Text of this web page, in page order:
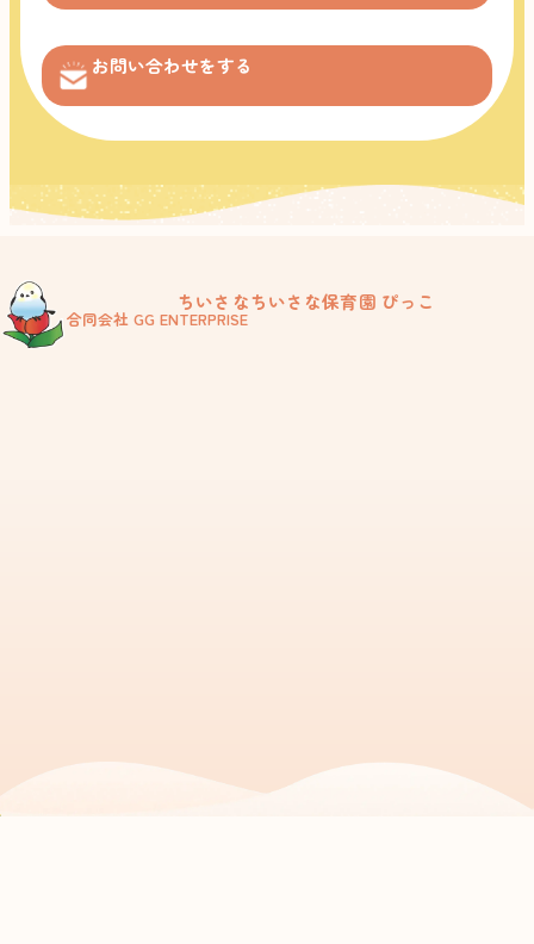
お問い合わせをする
ちいさなちいさな保育園 ぴっこ
合同会社 GG ENTERPRISE